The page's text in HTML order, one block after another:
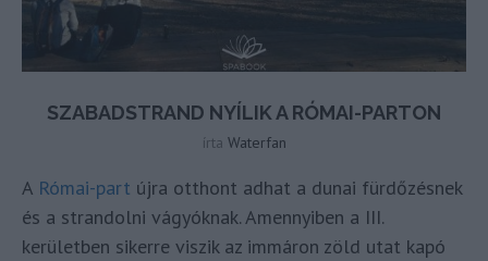
SZABADSTRAND NYÍLIK A RÓMAI-PARTON
írta Waterfan
A Római-part újra otthont adhat a dunai fürdőzésnek
és a strandolni vágyóknak. Amennyiben a III.
kerületben sikerre viszik az immáron zöld utat kapó